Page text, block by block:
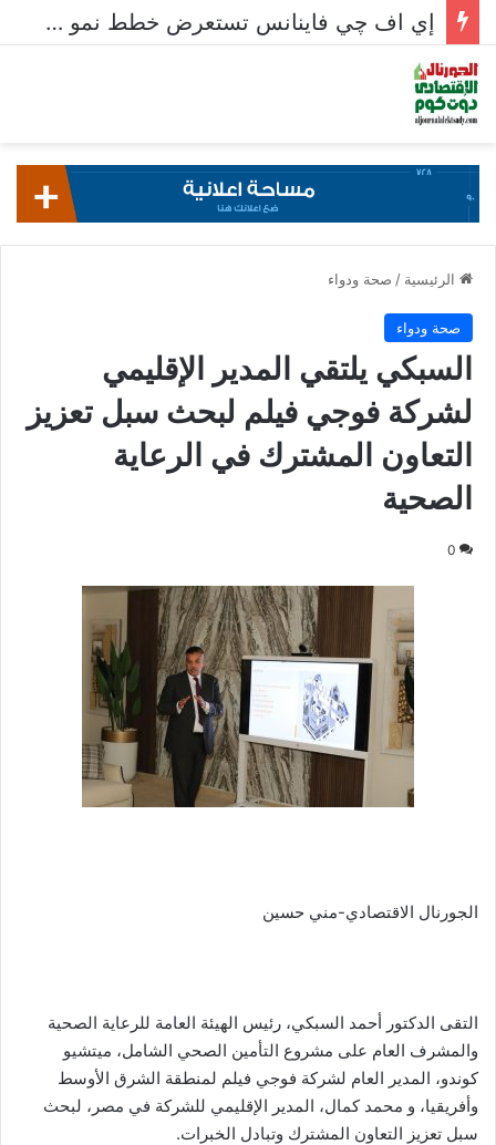
إي اف چي فاينانس تستعرض خطط نمو «بلد» لتعزيز حضورها في سوق تحويلات المصريين بالخارج
الرئيسية / صحة ودواء
صحة ودواء
السبكي يلتقي المدير الإقليمي
لشركة فوجي فيلم لبحث سبل تعزيز
التعاون المشترك في الرعاية
الصحية
0
الجورنال الاقتصادي-مني حسين
التقى الدكتور أحمد السبكي، رئيس الهيئة العامة للرعاية الصحية
والمشرف العام على مشروع التأمين الصحي الشامل، ميتشيو
كوندو، المدير العام لشركة فوجي فيلم لمنطقة الشرق الأوسط
وأفريقيا، و محمد كمال، المدير الإقليمي للشركة في مصر، لبحث
سبل تعزيز التعاون المشترك وتبادل الخبرات.